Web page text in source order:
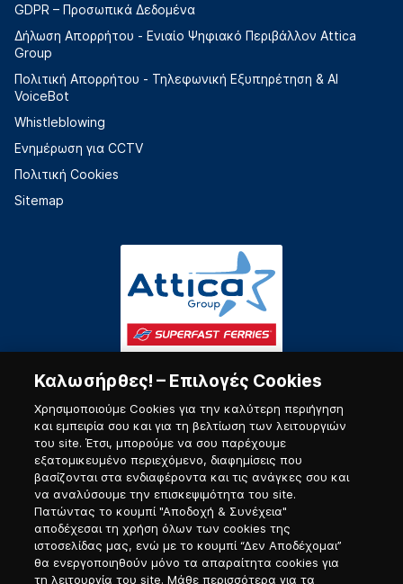
GDPR – Προσωπικά Δεδομένα
Δήλωση Απορρήτου - Ενιαίο Ψηφιακό Περιβάλλον Attica
Group
Πολιτική Απορρήτου - Τηλεφωνική Εξυπηρέτηση & AI
VoiceBot
Whistleblowing
Ενημέρωση για CCTV
Πολιτική Cookies
Sitemap
Πύλη Ναυτικού
Καλωσήρθες! – Επιλογές Cookies
Χρησιμοποιούμε Cookies για την καλύτερη περιήγηση
και εμπειρία σου και για τη βελτίωση των λειτουργιών
του site. Έτσι, μπορούμε να σου παρέχουμε
εξατομικευμένο περιεχόμενο, διαφημίσεις που
βασίζονται στα ενδιαφέροντα και τις ανάγκες σου και
να αναλύσουμε την επισκεψιμότητα του site.
Πατώντας το κουμπί "Αποδοχή & Συνέχεια"
αποδέχεσαι τη χρήση όλων των cookies της
ιστοσελίδας μας, ενώ με το κουμπί “Δεν Αποδέχομαι”
θα ενεργοποιηθούν μόνο τα απαραίτητα cookies για
τη λειτουργία του site. Μάθε περισσότερα για τα